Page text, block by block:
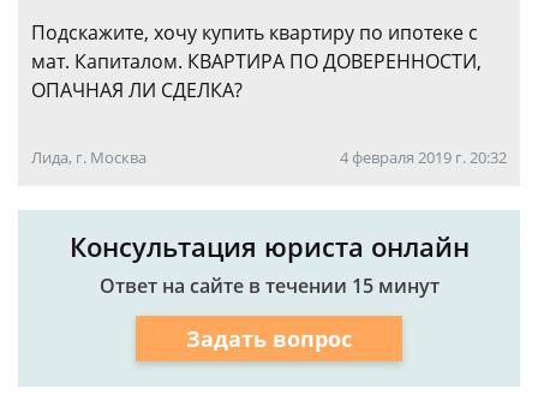
Подскажите, хочу купить квартиру по ипотеке с
мат. Капиталом. КВАРТИРА ПО ДОВЕРЕННОСТИ,
ОПАЧНАЯ ЛИ СДЕЛКА?
Лида, г. Москва 4 февраля 2019 г. 20:32
Консультация юриста онлайн
Ответ на сайте в течении 15 минут
Задать вопрос